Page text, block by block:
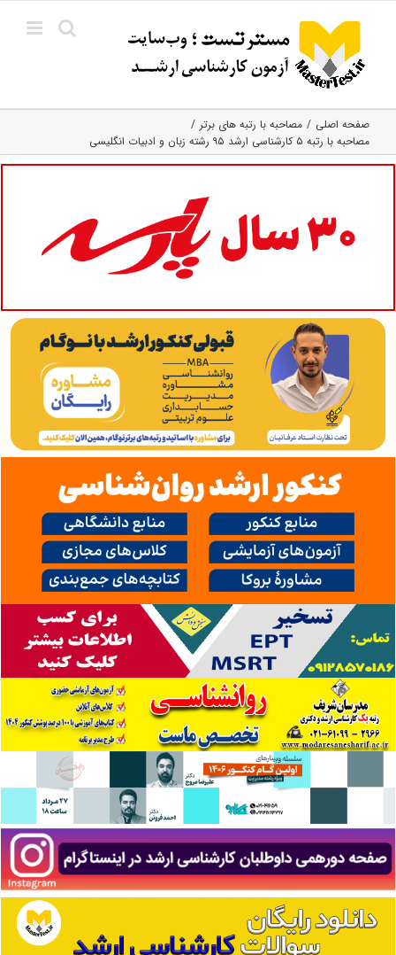
content
صفحه اصلی
مصاحبه با رتبه های برتر
مصاحبه با رتبه ۵ کارشناسی ارشد ۹۵ رشته زبان و ادبیات انگلیسی